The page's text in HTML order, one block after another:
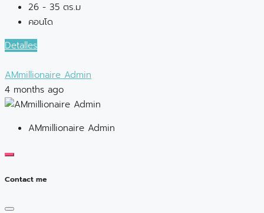
26 - 35 ตร.ม
คอนโด
Detalles
AMmillionaire Admin
4 months ago
AMmillionaire Admin
Contact me